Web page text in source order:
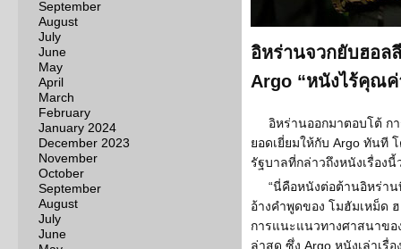
September
August
July
June
May
April
March
February
January 2024
December 2023
November
October
September
August
July
June
อิหร่านจวกยับฮอล
Argo “หนังไร้คุณค่
อิหร่านออกมาตอบโต้ ก
ยอดเยี่ยมให้กับ Argo ทันที
รัฐบาลที่กล่าวถึงหนังเรื่องนี้
“นี่คือหนังต่อต้านอิหร่า
อ้างคำพูดของ โมฮัมเหม็ด
การแนะแนวทางศาสนาขอ
ล่าสุด ซึ่ง Argo หนังเล่าเรื่